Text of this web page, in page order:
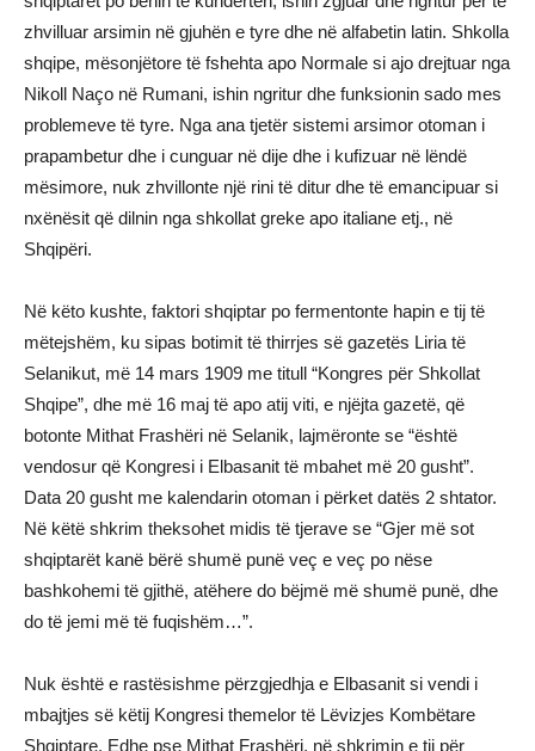
zhvilluar arsimin në gjuhën e tyre dhe në alfabetin latin. Shkolla
shqipe, mësonjëtore të fshehta apo Normale si ajo drejtuar nga
Nikoll Naço në Rumani, ishin ngritur dhe funksionin sado mes
problemeve të tyre. Nga ana tjetër sistemi arsimor otoman i
prapambetur dhe i cunguar në dije dhe i kufizuar në lëndë
mësimore, nuk zhvillonte një rini të ditur dhe të emancipuar si
nxënësit që dilnin nga shkollat greke apo italiane etj., në
Shqipëri.
Në këto kushte, faktori shqiptar po fermentonte hapin e tij të
mëtejshëm, ku sipas botimit të thirrjes së gazetës Liria të
Selanikut, më 14 mars 1909 me titull “Kongres për Shkollat
Shqipe”, dhe më 16 maj të apo atij viti, e njëjta gazetë, që
botonte Mithat Frashëri në Selanik, lajmëronte se “është
vendosur që Kongresi i Elbasanit të mbahet më 20 gusht”.
Data 20 gusht me kalendarin otoman i përket datës 2 shtator.
Në këtë shkrim theksohet midis të tjerave se “Gjer më sot
shqiptarët kanë bërë shumë punë veç e veç po nëse
bashkohemi të gjithë, atëhere do bëjmë më shumë punë, dhe
do të jemi më të fuqishëm…”.
Nuk është e rastësishme përzgjedhja e Elbasanit si vendi i
mbajtjes së këtij Kongresi themelor të Lëvizjes Kombëtare
Shqiptare. Edhe pse Mithat Frashëri, në shkrimin e tij për